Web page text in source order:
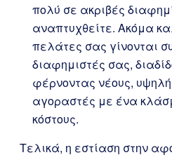
πολύ σε ακριβές
αναπτυχθείτε. Ακόμα
πελάτες σας γίνονται
διαφημιστές σας,
φέρνοντας νέους,
αγοραστές με ένα
κόστους.
Τελικά, η εστίαση στην